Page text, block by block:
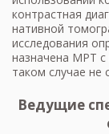
контрастная
нативной
исследования
назначена МРТ с
таком случае не
Ведущие